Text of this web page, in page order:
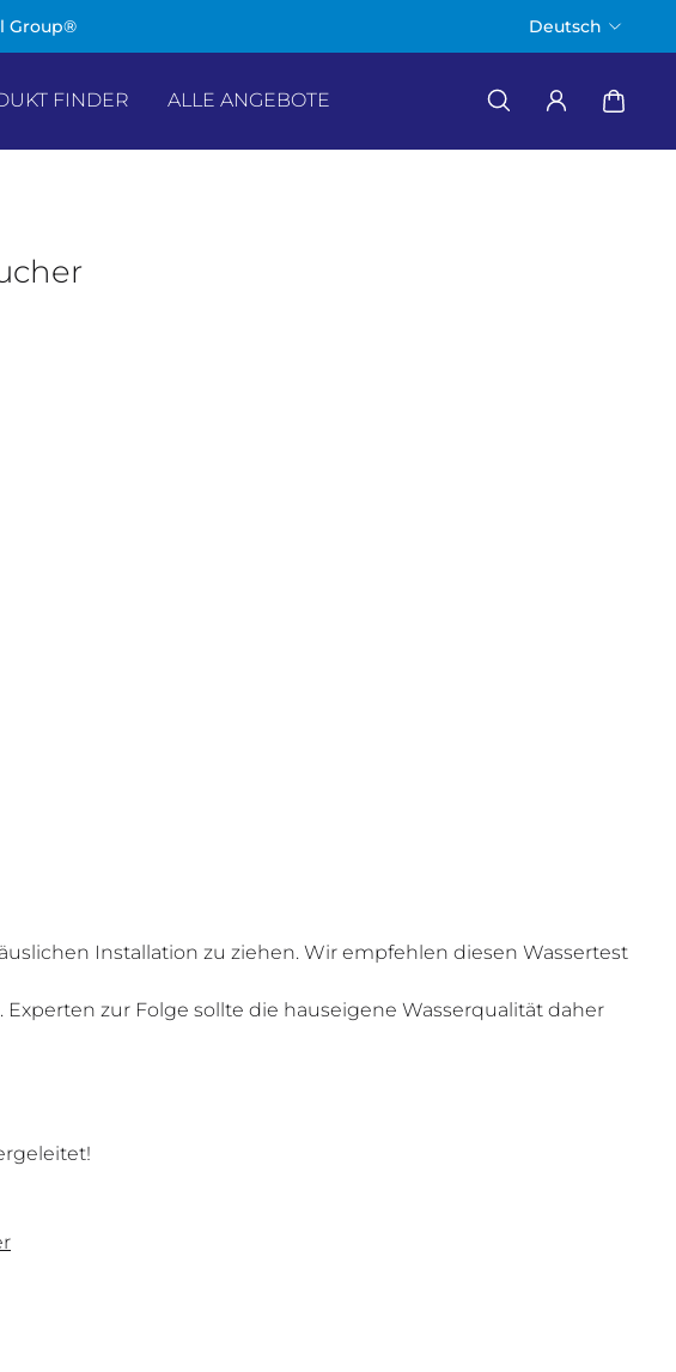
Group® Direkt vom
Deutsch
FINDER ALLE ANGEBOTE
Installation zu ziehen. Wir empfehlen diesen Wassertest
zur Folge sollte die hauseigene Wasserqualität daher